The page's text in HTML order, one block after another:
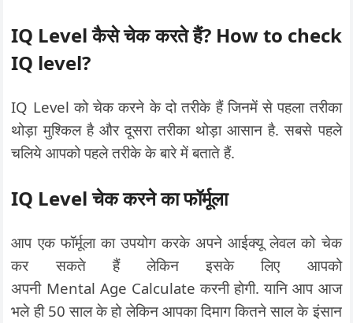
IQ Level कैसे चेक करते हैं? How to check
IQ level?
IQ Level को चेक करने के दो तरीके हैं जिनमें से पहला तरीका
थोड़ा मुश्किल है और दूसरा तरीका थोड़ा आसान है. सबसे पहले
चलिये आपको पहले तरीके के बारे में बताते हैं.
IQ Level चेक करने का फॉर्मूला
आप एक फॉर्मूला का उपयोग करके अपने आईक्यू लेवल को चेक
कर सकते हैं लेकिन इसके लिए आपको
अपनी Mental Age Calculate करनी होगी. यानि आप आज
भले ही 50 साल के हो लेकिन आपका दिमाग कितने साल के इंसान